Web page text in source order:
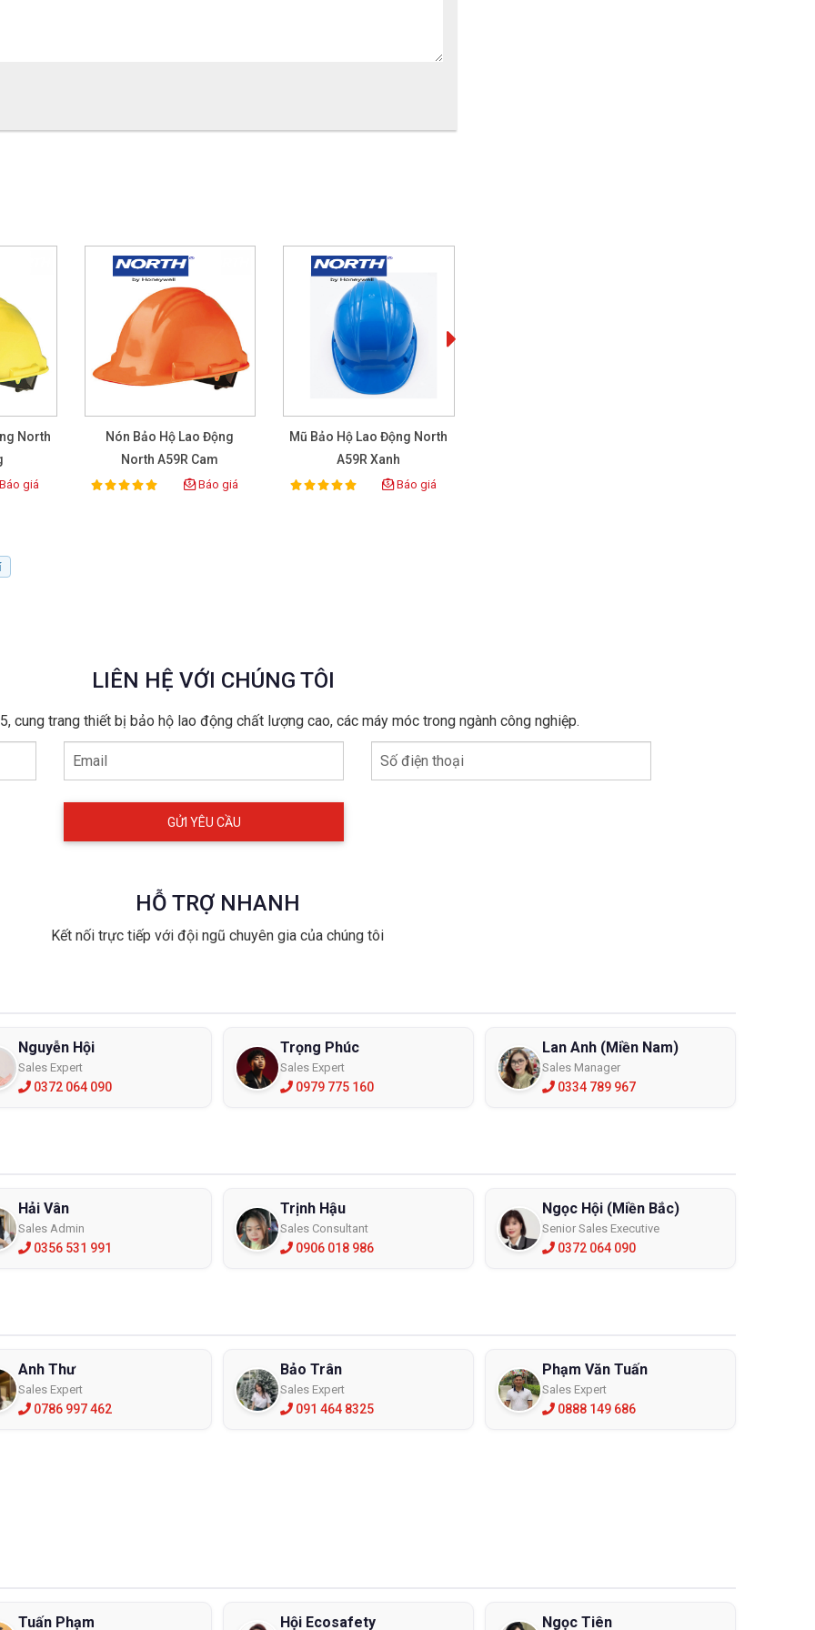
chất liệu nhựa ABS chống cháy siêu nhẹ và chịu lực khá tốt. Nhựa ABS là
của người đội. Ngoài ra, mũ còn có núm vặn ở phía sau để điều chỉnh
đồng hồ để thu nhỏ và ngược lại để nới rộng mũ.
thêm phần an toàn và êm ái cho đầu của người đội. Lớp lót xốp có khả
đầu khi không may xảy ra tai nạn. Lớp lót còn có khả năng hút ẩm và khử
vệ sinh khi cần thiết.
KOSHA - Cơ quan quản lý an toàn và sức khỏe lao động của Hàn Quốc.
kiểm tra, đánh giá, đảm bảo sản phẩm đáp ứng các yêu cầu về chất
nên biết
công nghiệp hiệu suất cao.
liệu sản xuất vỏ và các phụ kiện đi kèm bên trong các thông số cấu
đeo cằm phải làm từ chất liệu dẻo dai bền bỉ.
nay
khẩu và phân phối chính thức đều có giấy chứng nhận chất lượng và nguồn
3M, COV, Sew,.. Để biết thêm chi tiết Quý Khách hàng hãy truy cập
North
giá
Nón Bảo Hộ Lao Động
North A59R Cam
Rating:
100% Báo giá
Mũ Bảo Hộ Lao Động North
A59R Xanh
Rating:
100% Báo giá
LIÊN HỆ VỚI CHÚNG TÔI
cung trang thiết bị bảo hộ lao động chất lượng cao, các máy móc trong ngành công nghiệp.
Email Số điện thoại
HỖ TRỢ NHANH
Kết nối trực tiếp với đội ngũ chuyên gia của chúng tôi
Nguyễn Hội
Sales Expert
0372 064 090
Trọng Phúc
Sales Expert
0979 775 160
Lan Anh (Miền Nam)
Sales Manager
0334 789 967
Hải Vân
Sales Admin
0356 531 991
Trịnh Hậu
Sales Consultant
0906 018 986
Ngọc Hội (Miền Bắc)
Senior Sales Executive
0372 064 090
Anh Thư
Sales Expert
0786 997 462
Bảo Trân
Sales Expert
091 464 8325
Phạm Văn Tuấn
Sales Expert
0888 149 686
Tuấn Phạm Hội Ecosafety Ngọc Tiên